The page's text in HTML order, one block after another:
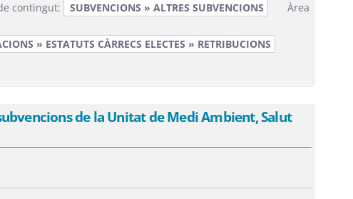
contingut: SUBVENCIONS » ALTRES SUBVENCIONS
Àrea
» ESTATUTS CÀRRECS ELECTES » RETRIBUCIONS
de la Unitat de Medi Ambient, Salut